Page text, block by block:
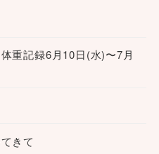
重記録6月10日(水)〜7月
きて